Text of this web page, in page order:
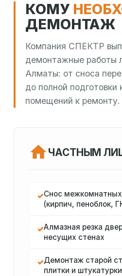
КОМУ
ДЕМОНТАЖ
Компания СПЕКТР
демонтажные работы
Алматы: от сноса
до полной подготовки
помещений к ремонту.
ЧАСТНЫМ
✓Снос межкомнатных
(кирпич, пеноблок,
✓Алмазная резка
несущих стенах
✓Демонтаж старой
плитки и штукатурки